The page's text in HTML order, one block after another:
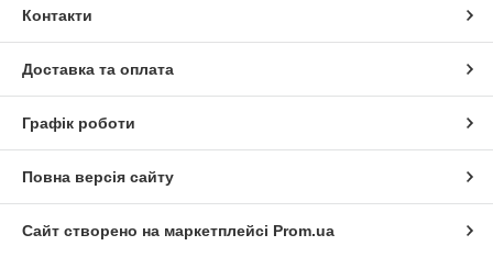
Контакти
Доставка та оплата
Графік роботи
Повна версія сайту
Сайт створено на маркетплейсі Prom.ua